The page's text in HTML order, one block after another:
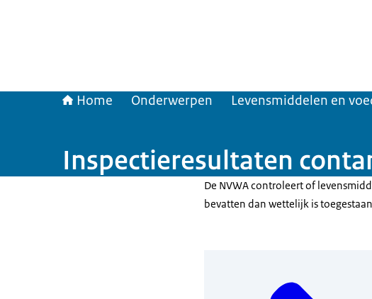
Home Onderwerpen Levensmiddelen en
Inspectieresultaten
De NVWA controleert of
bevatten dan wettelijk is